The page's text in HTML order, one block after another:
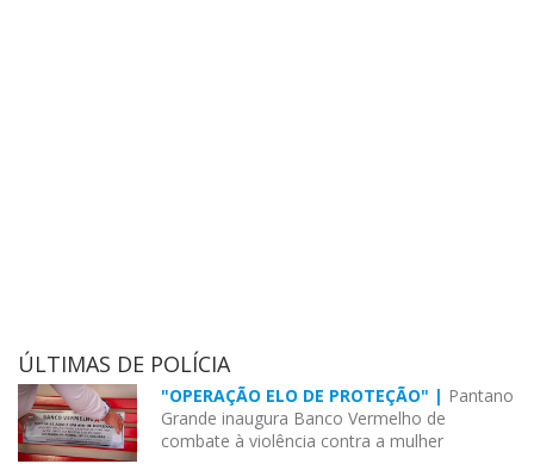
ÚLTIMAS DE POLÍCIA
"OPERAÇÃO ELO DE PROTEÇÃO" | Pantano
Grande inaugura Banco Vermelho de
combate à violência contra a mulher